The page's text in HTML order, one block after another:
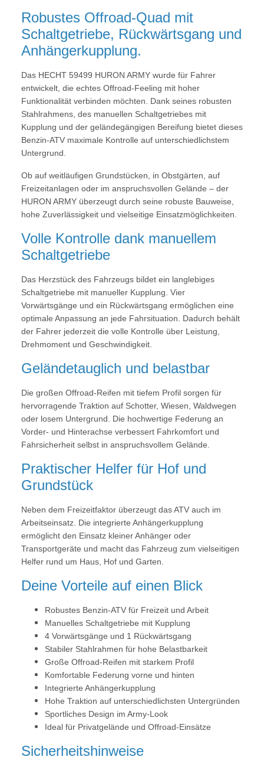
Robustes Offroad-Quad mit
Schaltgetriebe, Rückwärtsgang und
Anhängerkupplung.
Das HECHT 59499 HURON ARMY wurde für Fahrer
entwickelt, die echtes Offroad-Feeling mit hoher
Funktionalität verbinden möchten. Dank seines robusten
Stahlrahmens, des manuellen Schaltgetriebes mit
Kupplung und der geländegängigen Bereifung bietet dieses
Benzin-ATV maximale Kontrolle auf unterschiedlichstem
Untergrund.
Ob auf weitläufigen Grundstücken, in Obstgärten, auf
Freizeitanlagen oder im anspruchsvollen Gelände – der
HURON ARMY überzeugt durch seine robuste Bauweise,
hohe Zuverlässigkeit und vielseitige Einsatzmöglichkeiten.
Volle Kontrolle dank manuellem
Schaltgetriebe
Das Herzstück des Fahrzeugs bildet ein langlebiges
Schaltgetriebe mit manueller Kupplung. Vier
Vorwärtsgänge und ein Rückwärtsgang ermöglichen eine
optimale Anpassung an jede Fahrsituation. Dadurch behält
der Fahrer jederzeit die volle Kontrolle über Leistung,
Drehmoment und Geschwindigkeit.
Geländetauglich und belastbar
Die großen Offroad-Reifen mit tiefem Profil sorgen für
hervorragende Traktion auf Schotter, Wiesen, Waldwegen
oder losem Untergrund. Die hochwertige Federung an
Vorder- und Hinterachse verbessert Fahrkomfort und
Fahrsicherheit selbst in anspruchsvollem Gelände.
Praktischer Helfer für Hof und
Grundstück
Neben dem Freizeitfaktor überzeugt das ATV auch im
Arbeitseinsatz. Die integrierte Anhängerkupplung
ermöglicht den Einsatz kleiner Anhänger oder
Transportgeräte und macht das Fahrzeug zum vielseitigen
Helfer rund um Haus, Hof und Garten.
Deine Vorteile auf einen Blick
Robustes Benzin-ATV für Freizeit und Arbeit
Manuelles Schaltgetriebe mit Kupplung
4 Vorwärtsgänge und 1 Rückwärtsgang
Stabiler Stahlrahmen für hohe Belastbarkeit
Große Offroad-Reifen mit starkem Profil
Komfortable Federung vorne und hinten
Integrierte Anhängerkupplung
Hohe Traktion auf unterschiedlichsten Untergründen
Sportliches Design im Army-Look
Ideal für Privatgelände und Offroad-Einsätze
Sicherheitshinweise